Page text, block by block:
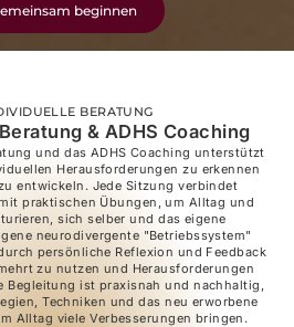
beginnen
BERATUNG
& ADHS Coaching
und das ADHS Coaching unterstützt
Herausforderungen zu erkennen
entwickeln. Jede Sitzung verbindet
praktischen Übungen, um Alltag und
sich selber und das eigene
neurodivergente "Betriebssystem"
persönliche Reflexion und Feedback
zu nutzen und Herausforderungen
Begleitung ist praxisnah und nachhaltig,
Techniken und das neu erworbene
Alltag viele Verbesserungen bringen.